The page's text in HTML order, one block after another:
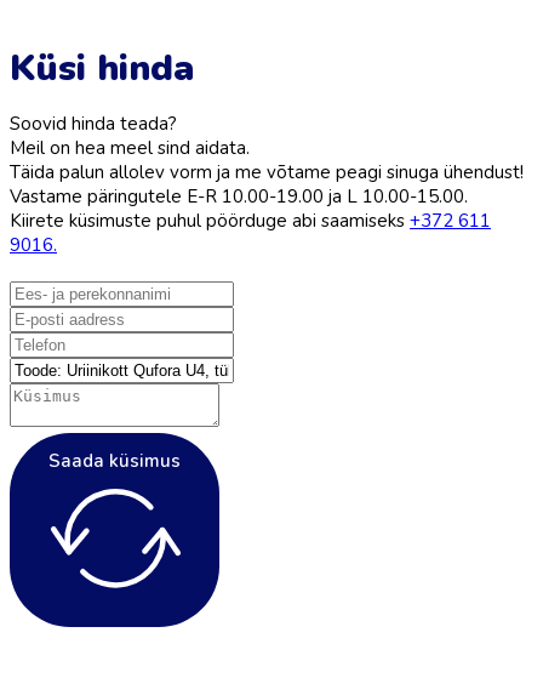
Küsi hinda
Soovid hinda teada?
Meil on hea meel sind aidata.
Täida palun allolev vorm ja me võtame peagi sinuga ühendust!
Vastame päringutele E-R 10.00-19.00 ja L 10.00-15.00.
Kiirete küsimuste puhul pöörduge abi saamiseks +372 611
9016.
Saada küsimus